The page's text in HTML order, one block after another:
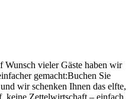
vieler Gäste haben wir
gemacht:Buchen Sie
wir schenken Ihnen das elfte,
keine Zettelwirtschaft – einfach